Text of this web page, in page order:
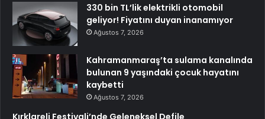
330 bin TL’lik elektrikli otomobil
geliyor! Fiyatını duyan inanamıyor
Ağustos 7, 2026
Kahramanmaraş’ta sulama kanalında
bulunan 9 yaşındaki çocuk hayatını
kaybetti
Ağustos 7, 2026